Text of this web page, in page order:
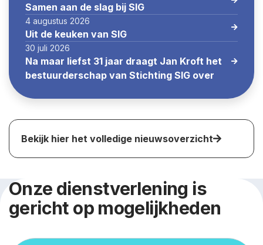
Samen aan de slag bij SIG
4 augustus 2026
Uit de keuken van SIG
30 juli 2026
Na maar liefst 31 jaar draagt Jan Kroft het
bestuurderschap van Stichting SIG over
Bekijk hier het volledige nieuwsoverzicht
Onze dienstverlening is
gericht op mogelijkheden